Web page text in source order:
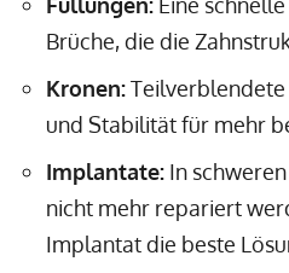
Brüche, die die
Kronen:
und Stabilität für mehr
Implantate: In
nicht mehr repariert
Implantat die beste